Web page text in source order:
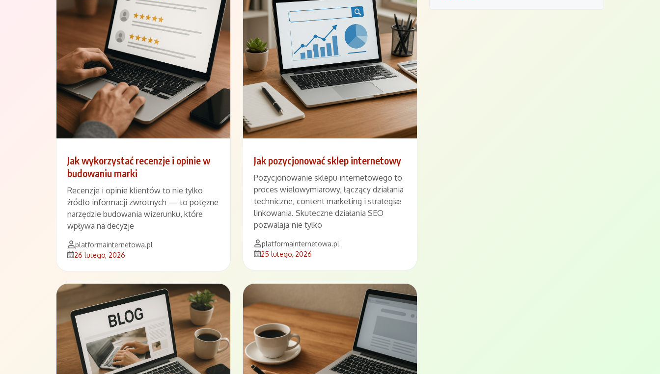
Jak wykorzystać recenzje i opinie w
budowaniu marki
Recenzje i opinie klientów to nie tylko
źródło informacji zwrotnych — to potężne
narzędzie budowania wizerunku, które
wpływa na decyzje
platformainternetowa.pl
26 lutego, 2026
Jak pozycjonować sklep internetowy
Pozycjonowanie sklepu internetowego to
proces wielowymiarowy, łączący działania
techniczne, content marketing i strategiæ
linkowania. Skuteczne działania SEO
pozwalają nie tylko
platformainternetowa.pl
25 lutego, 2026